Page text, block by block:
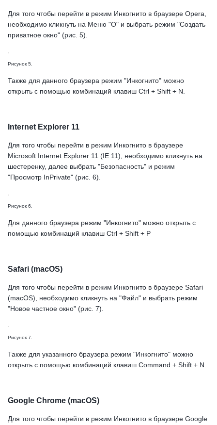
Для того чтобы перейти в режим Инкогнито в браузере Opera,
необходимо кликнуть на Меню "О" и выбрать режим "Создать
приватное окно" (рис. 5).
Рисунок 5.
Также для данного браузера режим "Инкогнито" можно
открыть с помощью комбинаций клавиш Ctrl + Shift + N.
Internet Explorer 11
Для того чтобы перейти в режим Инкогнито в браузере
Microsoft Internet Explorer 11 (IE 11), необходимо кликнуть на
шестеренку, далее выбрать "Безопасность" и режим
"Просмотр InPrivate" (рис. 6).
Рисунок 6.
Для данного браузера режим "Инкогнито" можно открыть с
помощью комбинаций клавиш Ctrl + Shift + P
Safari (macOS)
Для того чтобы перейти в режим Инкогнито в браузере Safari
(macOS), необходимо кликнуть на "Файл" и выбрать режим
"Новое частное окно" (рис. 7).
Рисунок 7.
Также для указанного браузера режим "Инкогнито" можно
открыть с помощью комбинаций клавиш Command + Shift + N.
Google Chrome (macOS)
Для того чтобы перейти в режим Инкогнито в браузере Google